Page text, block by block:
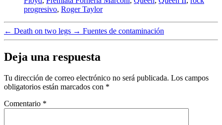
progresivo, Roger Taylor
← Death on two legs → Fuentes de contaminación
Deja una respuesta
Tu dirección de correo electrónico no será publicada. Los campos
obligatorios están marcados con *
Comentario *